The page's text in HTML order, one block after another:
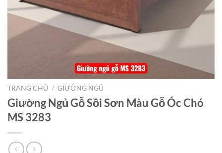
TRANG CHỦ / GIƯỜNG NGỦ
Giường Ngủ Gỗ Sồi Sơn Màu Gỗ Óc Chó
MS 3283